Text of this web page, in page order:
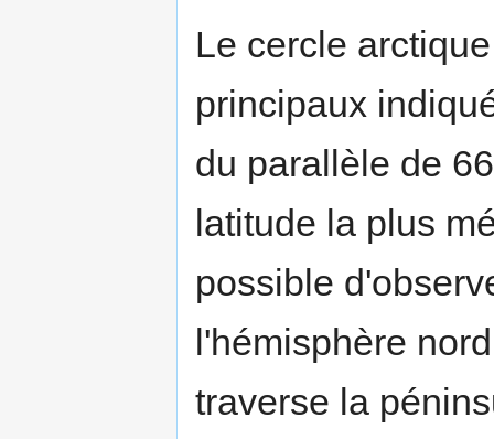
Le cercle
principaux
du parallèle de
latitude la plus
possible
l'hémisphère
traverse la